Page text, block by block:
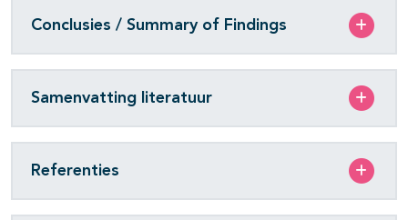
Conclusies / Summary of Findings
Samenvatting literatuur
Referenties